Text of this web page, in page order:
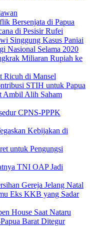
Bersenjata di Papua
di Pesisir Rufei
Singgung Kasus Paniai
Nasional Selama 2020
Miliaran Rupiah ke
Ricuh di Mansel
STIH untuk Papua
Ambil Alih Saham
CPNS-PPPK
Kebijakan di
untuk Pengungsi
TNI OAP Jadi
Gereja Jelang Natal
Eks KKB yang Sadar
House Saat Nataru
Barat Ditegur